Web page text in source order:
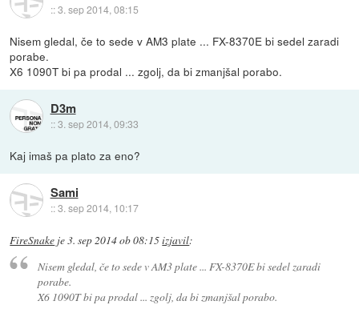
::3. sep 2014, 08:15
Nisem gledal, če to sede v AM3 plate ... FX-8370E bi sedel zaradi
porabe.
X6 1090T bi pa prodal ... zgolj, da bi zmanjšal porabo.
D3m
::3. sep 2014, 09:33
Kaj imaš pa plato za eno?
Sami
::3. sep 2014, 10:17
FireSnake je3. sep 2014 ob 08:15izjavil:
Nisem gledal, če to sede v AM3 plate ... FX-8370E bi sedel zaradi
porabe.
X6 1090T bi pa prodal ... zgolj, da bi zmanjšal porabo.